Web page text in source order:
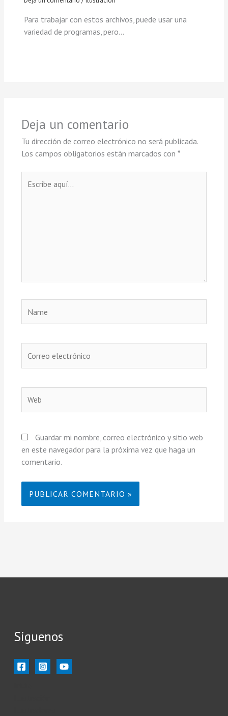
Para trabajar con estos archivos, puede usar una
variedad de programas, pero…
Deja un comentario
Tu dirección de correo electrónico no será publicada.
Los campos obligatorios están marcados con *
aquí...
electrónico
Guardar mi nombre, correo electrónico y sitio web
en este navegador para la próxima vez que haga un
comentario.
Siguenos